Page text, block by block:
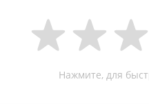
Нажмите, для